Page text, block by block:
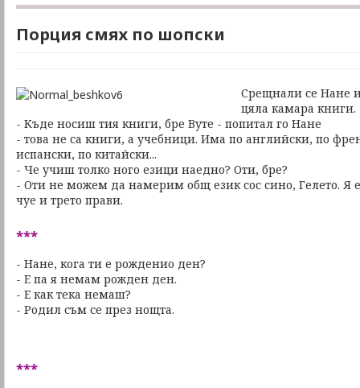
Порция смях по шопски
Срещнали се Нане
цяла камара книги.
- Къде носиш тия книги, бре Вуте - попитал го Нане
- това не са книги, а учебници. Има по английски, по
испански, по китайски...
- Че учиш толко ного езици наедно? Оти, бре?
- Оти не можем да намерим общ език сос сино, Гелето. Я
чуе и трето прави.
***
- Нане, кога ти е рожденио ден?
- E па я немам рожден ден.
- Е как тека немаш?
- Родил съм се през нощта.
***